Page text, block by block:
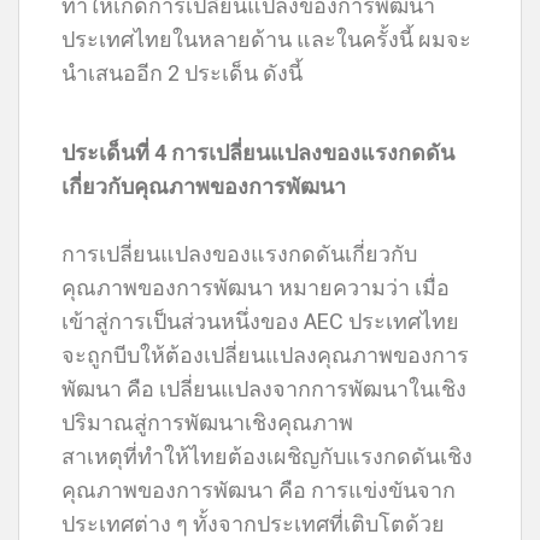
ประเทศไทยในหลายด้าน และในครั้งนี้ ผมจะ
นำเสนออีก 2 ประเด็น ดังนี้
ประเด็นที่ 4 การเปลี่ยนแปลงของแรงกดดัน
เกี่ยวกับคุณภาพของการพัฒนา
การเปลี่ยนแปลงของแรงกดดันเกี่ยวกับ
คุณภาพของการพัฒนา หมายความว่า เมื่อ
เข้าสู่การเป็นส่วนหนึ่งของ AEC ประเทศไทย
จะถูกบีบให้ต้องเปลี่ยนแปลงคุณภาพของการ
พัฒนา คือ เปลี่ยนแปลงจากการพัฒนาในเชิง
ปริมาณสู่การพัฒนาเชิงคุณภาพ
สาเหตุที่ทำให้ไทยต้องเผชิญกับแรงกดดันเชิง
คุณภาพของการพัฒนา คือ การแข่งขันจาก
ประเทศต่าง ๆ ทั้งจากประเทศที่เติบโตด้วย